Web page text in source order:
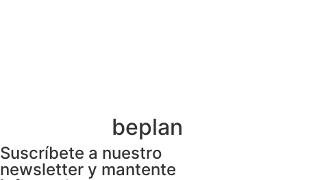
beplan
Suscríbete a nuestro
newsletter y mantente